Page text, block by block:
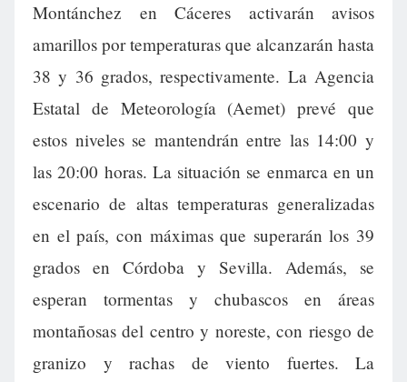
Montánchez en Cáceres activarán avisos
amarillos por temperaturas que alcanzarán hasta
38 y 36 grados, respectivamente. La Agencia
Estatal de Meteorología (Aemet) prevé que
estos niveles se mantendrán entre las 14:00 y
las 20:00 horas. La situación se enmarca en un
escenario de altas temperaturas generalizadas
en el país, con máximas que superarán los 39
grados en Córdoba y Sevilla. Además, se
esperan tormentas y chubascos en áreas
montañosas del centro y noreste, con riesgo de
granizo y rachas de viento fuertes. La